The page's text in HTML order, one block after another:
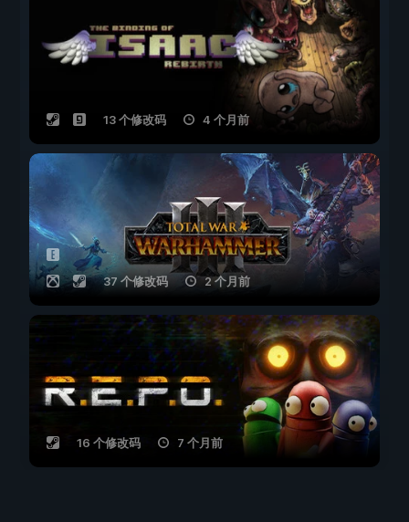
13 个修改码 4 个月前
37 个修改码 2 个月前
16 个修改码 7 个月前